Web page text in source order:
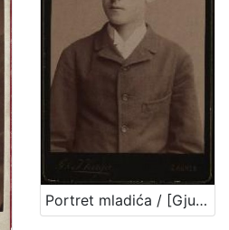
Portret mladića / [Gjuro Varga] ; [izradio fotografski atelijer] G. & I. Varga